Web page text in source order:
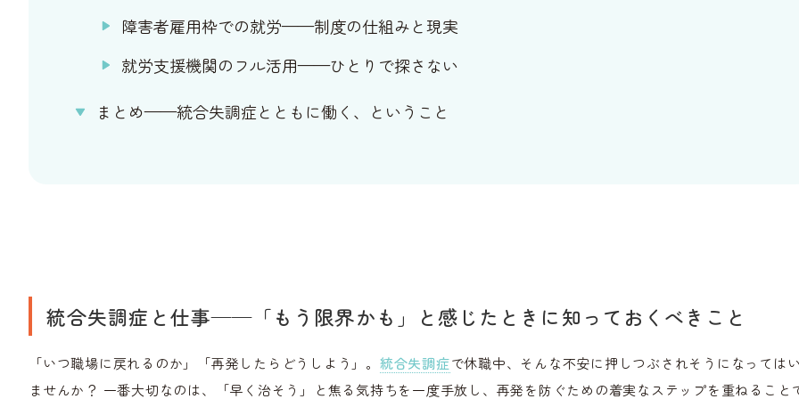
障害者雇用枠での就労——制度の仕組みと現実
就労支援機関のフル活用——ひとりで探さない
まとめ——統合失調症とともに働く、ということ
統合失調症と仕事——「もう限界かも」と感じたときに知っておくべきこと
「いつ職場に戻れるのか」「再発したらどうしよう」。 統合失調症で休職中、そんな不安に押しつぶされそうになっては
ませんか？ 一番大切なのは、「早く治そう」と焦る気持ちを一度手放し、再発を防ぐための着実なステップを重ねること